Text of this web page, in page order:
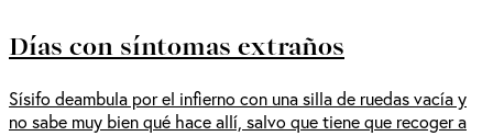
Días con síntomas extraños
Sísifo deambula por el infierno con una silla de ruedas vacía y
no sabe muy bien qué hace allí, salvo que tiene que recoger a